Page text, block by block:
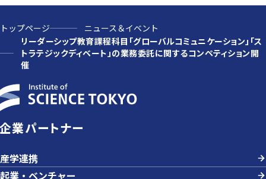
トップページ
ニュース＆イベント
リーダーシップ教育課程科目「グローバルコミュニケーション」「ス
トラテジックディベート」の業務委託に関するコンペティション開
催
企業パートナー
産学連携
起業・ベンチャー